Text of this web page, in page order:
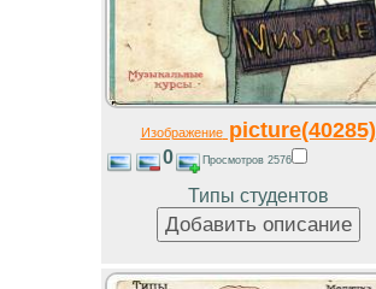
Изображениеpicture(40285)
0 Просмотров 2576
Типы студентов